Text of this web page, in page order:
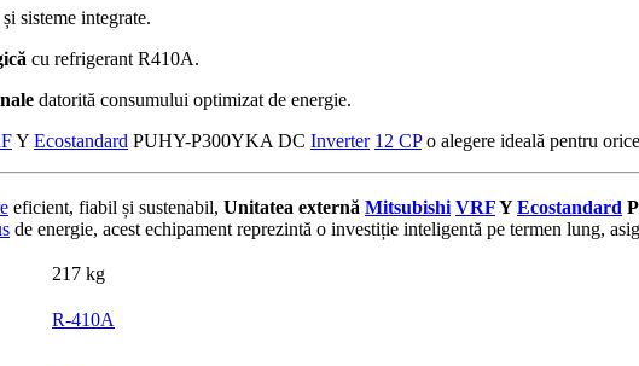
sisteme integrate.
cu refrigerant R410A.
datorită consumului optimizat de energie.
Y Ecostandard PUHY-P300YKA DC Inverter 12 CPo alegere ideală pentru
eficient, fiabil și sustenabil, Unitatea externă Mitsubishi VRFYEcostandard
de energie, acest echipament reprezintă o investiție inteligentă pe termen lung,
217 kg
R-410A